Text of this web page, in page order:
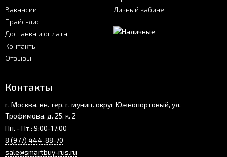
Вакансии
Прайс-лист
Доставка и оплата
Контакты
Отзывы
Личный кабинет
Контакты
г. Москва, вн. тер. г. муниц. округ Южнопортовый, ул.
Трофимова, д. 25, к. 2
Пн. - Пт.: 9:00-17:00
8 (977) 444-88-70
sale@smartbuy-rus.ru